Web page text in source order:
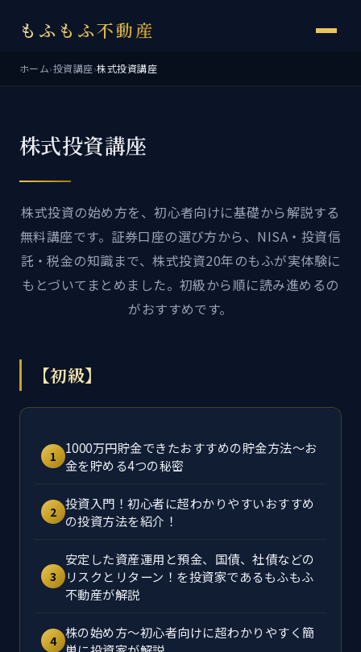
もふもふ不動産
ホーム›投資講座›株式投資講座
株式投資講座
株式投資の始め方を、初心者向けに基礎から解説する
無料講座です。証券口座の選び方から、NISA・投資信
託・税金の知識まで、株式投資20年のもふが実体験に
もとづいてまとめました。初級から順に読み進めるの
がおすすめです。
【初級】
1
1000万円貯金できたおすすめの貯金方法～お
金を貯める4つの秘密
2 投資入門！初心者に超わかりやすいおすすめ
の投資方法を紹介！
3
安定した資産運用と預金、国債、社債などの
リスクとリターン！を投資家であるもふもふ
不動産が解説
4 株の始め方～初心者向けに超わかりやすく簡